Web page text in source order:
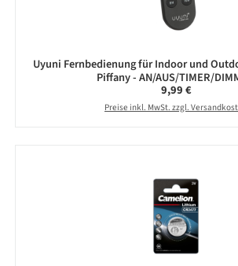
Uyuni Fernbedienung für Indoor und
Piffany - AN/AUS/TIMER/
Regulärer Preis:
9,99 €
Preise inkl. MwSt. zzgl.